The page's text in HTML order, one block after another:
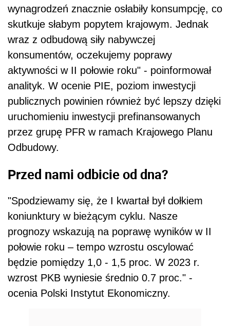
wynagrodzeń znacznie osłabiły konsumpcję, co
skutkuje słabym popytem krajowym. Jednak
wraz z odbudową siły nabywczej
konsumentów, oczekujemy poprawy
aktywności w II połowie roku" - poinformował
analityk. W ocenie PIE, poziom inwestycji
publicznych powinien również być lepszy dzięki
uruchomieniu inwestycji prefinansowanych
przez grupę PFR w ramach Krajowego Planu
Odbudowy.
Przed nami odbicie od dna?
"Spodziewamy się, że I kwartał był dołkiem
koniunktury w bieżącym cyklu. Nasze
prognozy wskazują na poprawę wyników w II
połowie roku – tempo wzrostu oscylować
będzie pomiędzy 1,0 - 1,5 proc. W 2023 r.
wzrost PKB wyniesie średnio 0.7 proc." -
ocenia Polski Instytut Ekonomiczny.